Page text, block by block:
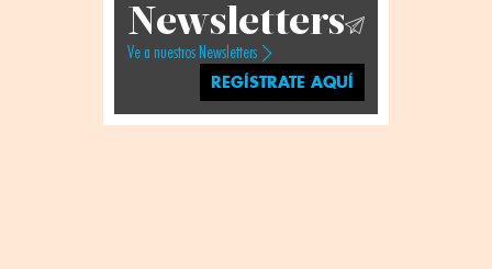
Newsletters
Ve a nuestros Newsletters
REGÍSTRATE AQUÍ